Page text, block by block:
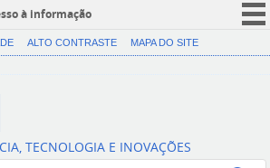
à informação
CORONAVÍRUS (COVID-19)
Canais
ALTO CONTRASTE MAPA DO SITE
TECNOLOGIA E INOVAÇÕES